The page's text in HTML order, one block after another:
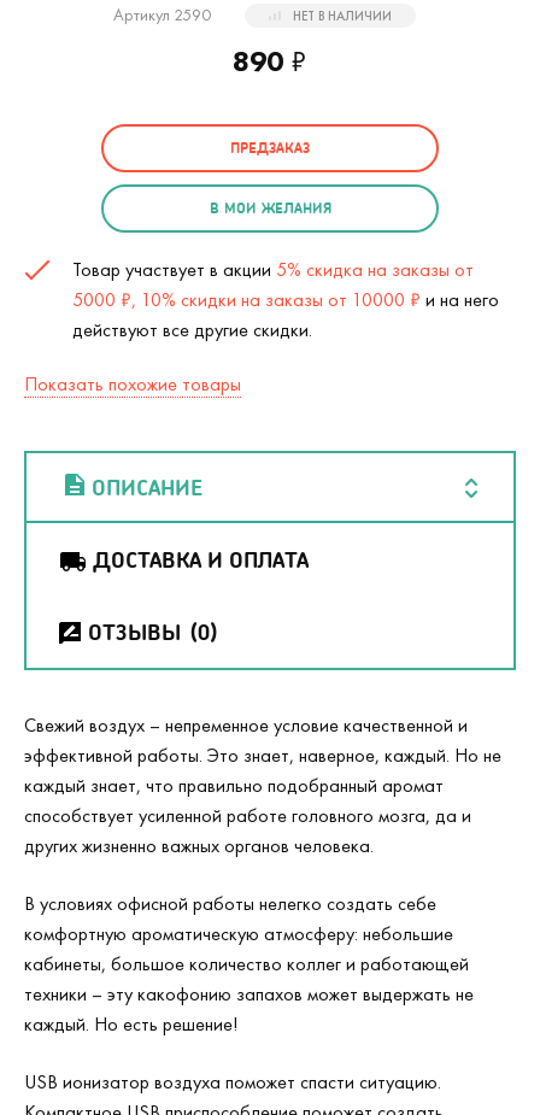
Артикул 2590 НЕТ В НАЛИЧИИ
890 ₽
ПРЕДЗАКАЗ
В МОИ ЖЕЛАНИЯ
Товар участвует в акции 5% скидка на заказы от
5000 ₽, 10% скидки на заказы от 10000 ₽ и на него
действуют все другие скидки.
Показать похожие товары
ОПИСАНИЕ
ДОСТАВКА И ОПЛАТА
ОТЗЫВЫ (0)
Свежий воздух – непременное условие качественной и
эффективной работы. Это знает, наверное, каждый. Но не
каждый знает, что правильно подобранный аромат
способствует усиленной работе головного мозга, да и
других жизненно важных органов человека.
В условиях офисной работы нелегко создать себе
комфортную ароматическую атмосферу: небольшие
кабинеты, большое количество коллег и работающей
техники – эту какофонию запахов может выдержать не
каждый. Но есть решение!
USB ионизатор воздуха поможет спасти ситуацию.